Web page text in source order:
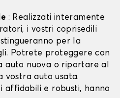
: Realizzati interamente
i vostri coprisedili
per la
Potrete proteggere con
auto nuova o riportare al
vostra auto usata.
affidabili e robusti, hanno